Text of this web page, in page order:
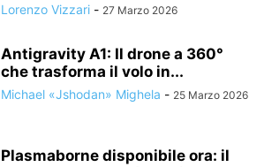
Lorenzo Vizzari - 27 Marzo 2026
Antigravity A1: Il drone a 360°
che trasforma il volo in...
Michael «Jshodan» Mighela - 25 Marzo 2026
Plasmaborne disponibile ora: il